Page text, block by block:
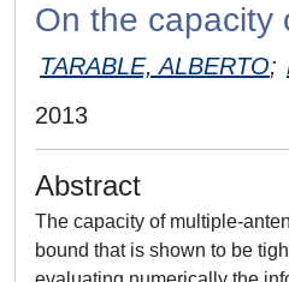
On the capacity
TARABLE, ALBERTO;
2013
Abstract
The capacity of multiple-
bound that is shown to be